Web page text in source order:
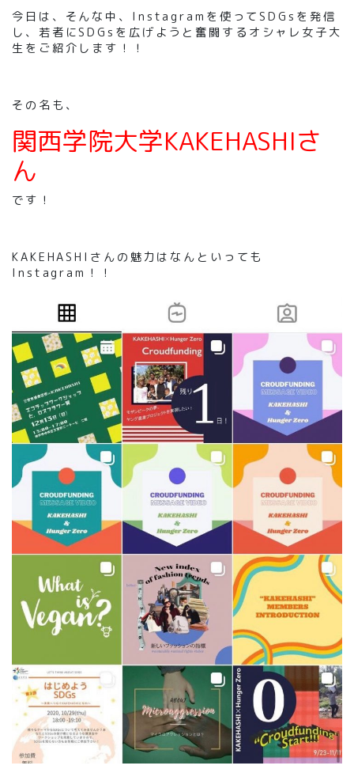
今日は、そんな中、Instagramを使ってSDGsを発信
し、若者にSDGsを広げようと奮闘するオシャレ女子大
生をご紹介します！！
その名も、
関西学院大学KAKEHASHIさ
ん
です！
KAKEHASHIさんの魅力はなんといっても
Instagram！！